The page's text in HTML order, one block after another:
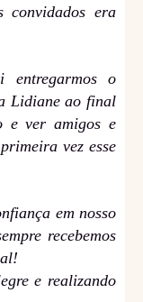
convidados era
entregarmos o
Lidiane ao final
e ver amigos e
vez esse
em nosso
recebemos
e realizando